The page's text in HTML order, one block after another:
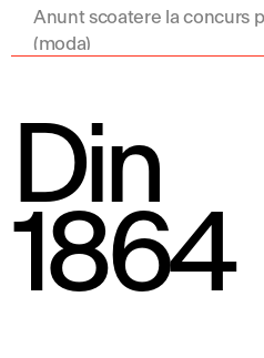
Anunt scoatere la concurs
(moda)
Din
1864